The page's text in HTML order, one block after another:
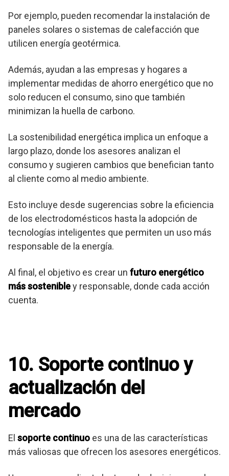
Por ejemplo, pueden recomendar la instalación de
paneles solares o sistemas de calefacción que
utilicen energía geotérmica.
Además, ayudan a las empresas y hogares a
implementar medidas de ahorro energético que no
solo reducen el consumo, sino que también
minimizan la huella de carbono.
La sostenibilidad energética implica un enfoque a
largo plazo, donde los asesores analizan el
consumo y sugieren cambios que benefician tanto
al cliente como al medio ambiente.
Esto incluye desde sugerencias sobre la eficiencia
de los electrodomésticos hasta la adopción de
tecnologías inteligentes que permiten un uso más
responsable de la energía.
Al final, el objetivo es crear un futuro energético
más sostenibley responsable, donde cada acción
cuenta.
10. Soporte continuo y
actualización del
mercado
El soporte continuo es una de las características
más valiosas que ofrecen los asesores energéticos.